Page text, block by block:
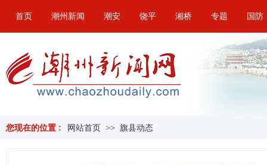
首页 潮州新闻 潮安 饶平 湘桥 专题 国防
您现在的位置 : 网站首页 >> 旗县动态